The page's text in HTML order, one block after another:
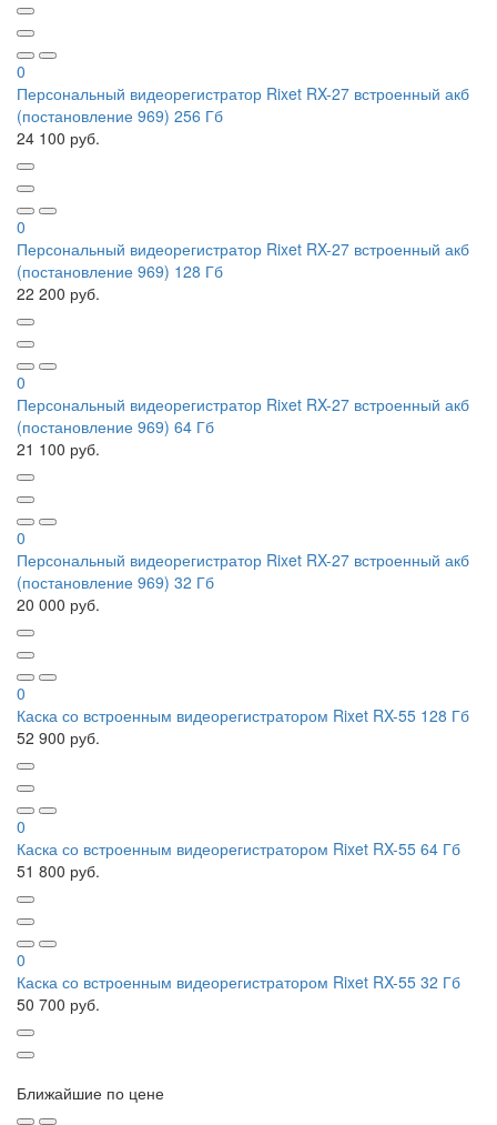
0
Персональный видеорегистратор Rixet RX-27 встроенный акб
(постановление 969) 256 Гб
24 100 руб.
0
Персональный видеорегистратор Rixet RX-27 встроенный акб
(постановление 969) 128 Гб
22 200 руб.
0
Персональный видеорегистратор Rixet RX-27 встроенный акб
(постановление 969) 64 Гб
21 100 руб.
0
Персональный видеорегистратор Rixet RX-27 встроенный акб
(постановление 969) 32 Гб
20 000 руб.
0
Каска со встроенным видеорегистратором Rixet RX-55 128 Гб
52 900 руб.
0
Каска со встроенным видеорегистратором Rixet RX-55 64 Гб
51 800 руб.
0
Каска со встроенным видеорегистратором Rixet RX-55 32 Гб
50 700 руб.
Ближайшие по цене